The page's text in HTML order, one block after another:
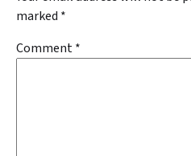
marked *
Comment*